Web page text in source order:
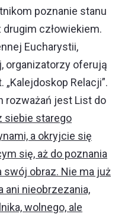
poznanie stanu
drugim człowiekiem.
Eucharystii,
organizatorzy oferują
Relacji”.
jest List do
siebie starego
a okryjcie się
się, aż do poznania
swój obraz. Nie ma już
ani nieobrzezania,
wolnego, ale